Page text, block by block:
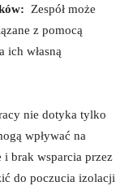
⁣ Zespół⁣ może
‌z pomocą
ich własną
nie dotyka tylko
wpływać na
i brak wsparcia przez
do poczucia​ izolacji